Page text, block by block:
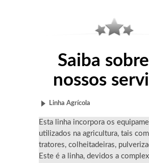
Saiba
nossos
Linha Agrícola
Esta linha incorpora os
utilizados na agricultura, tais
tratores, colheitadeiras,
Este é a linha, devidos a